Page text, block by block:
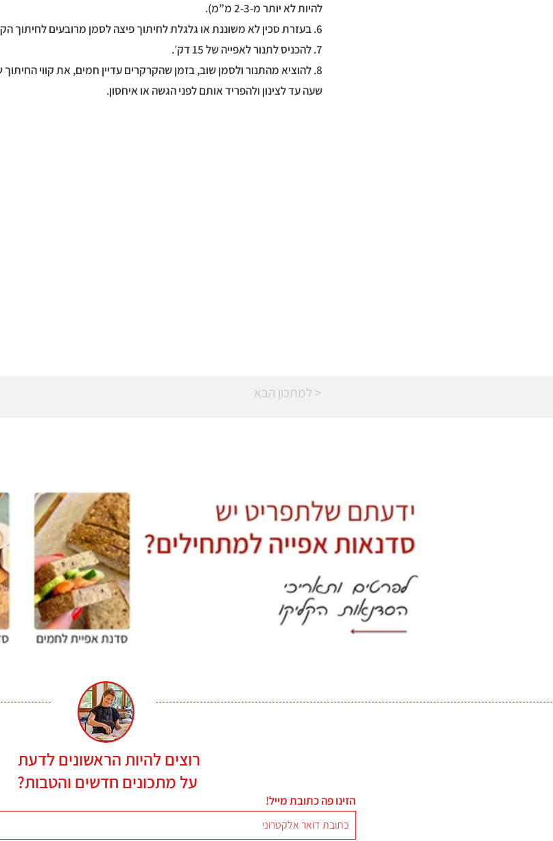
להיות לא יותר מ-2-3 מ”מ).
6. בעזרת סכין לא משוננת או גלגלת לחיתוך פיצה לסמן מרובעים לחיתוך הקרקרים.
7. להכניס לתנור לאפייה של 15 דק׳.
8. להוציא מהתנור ולסמן שוב, בזמן שהקרקרים עדיין חמים, את קווי
שעה עד לצינון ולהפריד אותם לפני הגשה או איחסון.
למתכון הבא >
רוצים להיות הראשונים לדעת
על מתכונים חדשים והטבות?
הזינו פה כתובת מייל!